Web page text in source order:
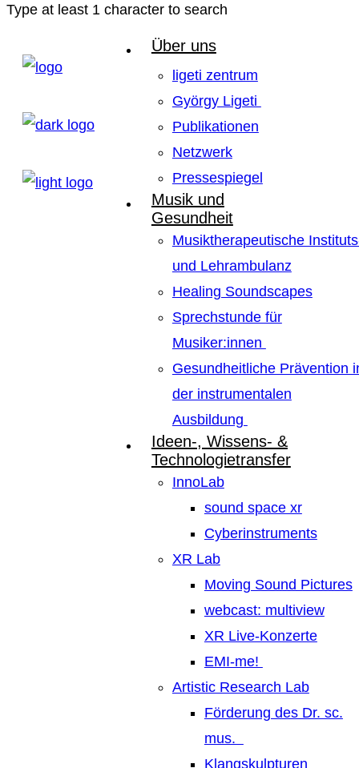
Type at least 1 character to search
Über uns
ligeti zentrum
György Ligeti
Publikationen
Netzwerk
Pressespiegel
Musik und
Gesundheit
Musiktherapeutische
und Lehrambulanz
Healing Soundscapes
Sprechstunde für
Musiker:innen
Gesundheitliche Prävention
der instrumentalen
Ausbildung
Ideen-, Wissens- &
Technologietransfer
InnoLab
sound space xr
Cyberinstruments
XR Lab
Moving Sound Pictures
webcast: multiview
XR Live-Konzerte
EMI-me!
Artistic Research Lab
Förderung des Dr. sc.
mus.
Klangskulpturen